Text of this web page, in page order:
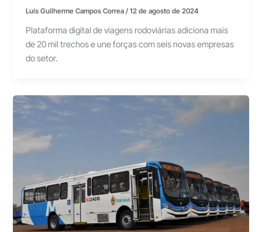
Luís Guilherme Campos Correa/12 de agosto de 2024
Plataforma digital de viagens rodoviárias adiciona mais
de 20 mil trechos e une forças com seis novas empresas
do setor.